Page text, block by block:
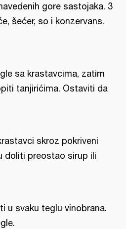
gore sastojaka. 3
šećer, so i konzervans.
sa krastavcima, zatim
tanjirićima. Ostaviti da
skroz pokriveni
doliti preostao sirup ili
u svaku teglu vinobrana.